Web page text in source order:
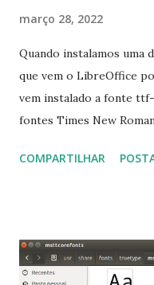
março 28, 2022
Quando instalamos uma
que vem o LibreOffice
vem instalado a fonte
fontes Times New
a Associação Brasileira
que contém essas
terminal e execute o
COMPARTILHAR